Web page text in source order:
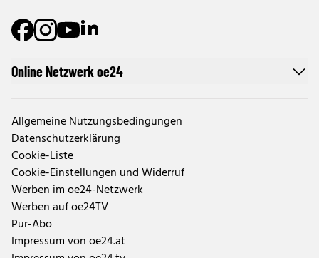
Online Netzwerk oe24
Allgemeine Nutzungsbedingungen
Datenschutzerklärung
Cookie-Liste
Cookie-Einstellungen und Widerruf
Werben im oe24-Netzwerk
Werben auf oe24TV
Pur-Abo
Impressum von oe24.at